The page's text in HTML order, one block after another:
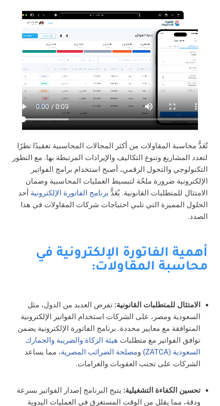
تُعَدُّ محاسبة المقاولات من أكثر المجالات المحاسبية تعقيدًا نظرًا
لتعدد المشاريع وتنوع التكاليف والإيرادات المرتبطة بها. مع التطور
التكنولوجي والتحول الرقمي، أصبح استخدام برامج الفواتير
الإلكترونية ضرورة ملحّة لتبسيط العمليات المحاسبية وضمان
الامتثال للمتطلبات القانونية. يُعَدُّ برنامج الفاتورة الإلكترونية أحد
الحلول المميزة التي تلبي احتياجات شركات المقاولات في هذا
الصدد.
أهمية الفاتورة الإلكترونية في
محاسبة المقاولات:
الامتثال للمتطلبات القانونية: تفرض العديد من الدول، مثل
السعودية ومصر، على الشركات استخدام الفواتير الإلكترونية
المتوافقة مع معايير محددة. برنامج الفاتورة الإلكترونية يضمن
توافق الفواتير مع متطلبات هيئة الزكاة والضريبة والجمارك
السعودية (ZATCA)
ومصلحة الضرائب المصرية، مما يساعد
الشركات على تجنب العقوبات والغرامات.
تحسين الكفاءة التشغيلية: يتيح البرنامج إصدار الفواتير بسرعة
ودقة، مما يقلل من الوقت المستغرق في العمليات اليدوية